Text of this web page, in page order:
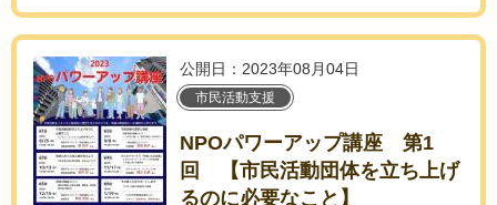
公開日：2023年08月04日
市民活動支援
NPOパワーアップ講座 第1
回 【市民活動団体を立ち上げ
るのに必要なこと】